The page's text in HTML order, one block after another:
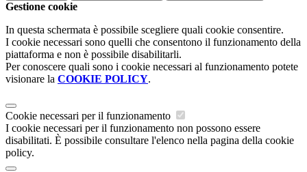
Gestione cookie
In questa schermata è possibile scegliere quali cookie consentire.
I cookie necessari sono quelli che consentono il funzionamento della
piattaforma e non è possibile disabilitarli.
Per conoscere quali sono i cookie necessari al funzionamento potete
visionare la COOKIE POLICY.
Cookie necessari per il funzionamento
I cookie necessari per il funzionamento non possono essere
disabilitati. È possibile consultare l'elenco nella pagina della cookie
policy.